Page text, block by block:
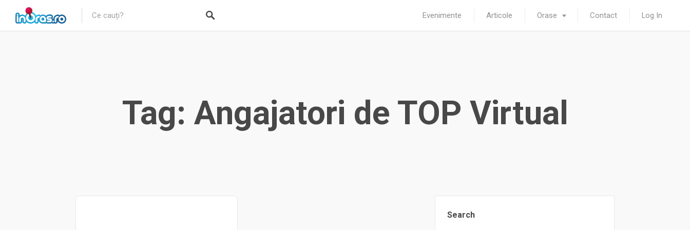
Evenimente Articole Orase Contact Log In
Tag: Angajatori de TOP Virtual
Search